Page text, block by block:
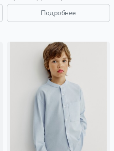
короткие, застежка, кнопки,
школа, свободные, клетка,
карман, воротник, мальчики,
дети
Подробнее